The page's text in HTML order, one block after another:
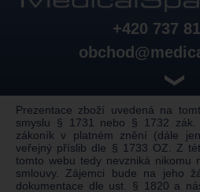
+420 737
❯
Prezentace zboží uvedená na
smyslu § 1731 nebo § 1732 zák.
zákoník v platném znění (dále
veřejný příslib dle § 1733 OZ. Z
tomto webu tedy nevzniká nikomu
smlouvy. Zájemci bude na jeho
dokumentace dle ust. § 1820 a